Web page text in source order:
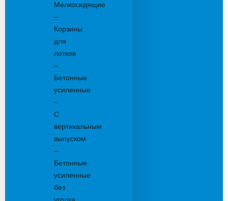
Мелкосидящие
–
Корзины
для
лотков
–
Бетонные
усиленные
–
С
вертикальным
выпуском
–
Бетонные
усиленные
без